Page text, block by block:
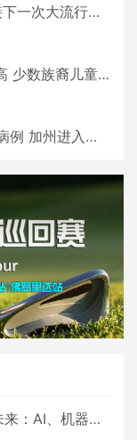
大流行了吗？
裔儿童存在差异
进入紧急状态
器人与智能生活大爆发